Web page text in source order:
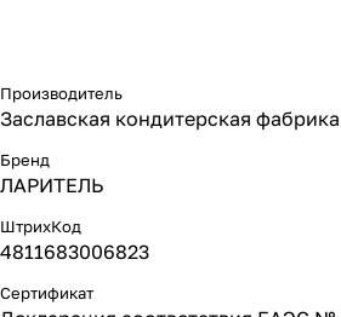
Производитель
Заславская кондитерская
Бренд
ЛАРИТЕЛЬ
ШтрихКод
4811683006823
Сертификат